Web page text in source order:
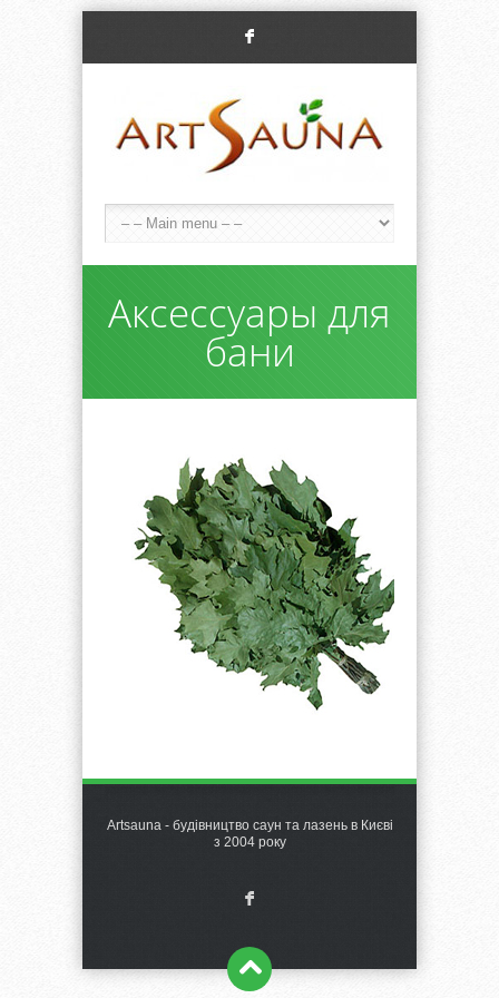
F
Аксессуары для
бани
Artsauna - будівництво саун та лазень в Києві
з 2004 року
F